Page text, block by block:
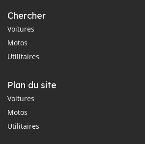
Chercher
Voitures
Motos
Utilitaires
Plan du site
Voitures
Motos
Utilitaires